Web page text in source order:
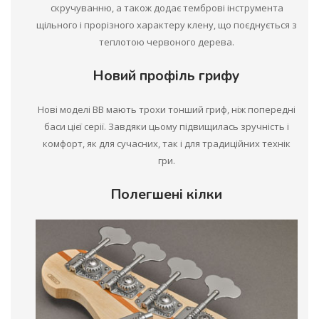
скручуванню, а також додає темброві інструмента
щільного і прорізного характеру клену, що поєднується з
теплотою червоного дерева.
Новий профіль грифу
Нові моделі BB мають трохи тонший гриф, ніж попередні
баси цієї серії. Завдяки цьому підвищилась зручність і
комфорт, як для сучасних, так і для традиційних технік
гри.
Полегшені кілки